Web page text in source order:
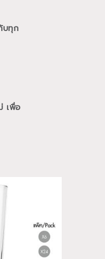
บทุก
เพื่อ